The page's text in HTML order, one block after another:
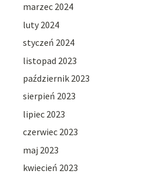
marzec 2024
luty 2024
styczeń 2024
listopad 2023
październik 2023
sierpień 2023
lipiec 2023
czerwiec 2023
maj 2023
kwiecień 2023